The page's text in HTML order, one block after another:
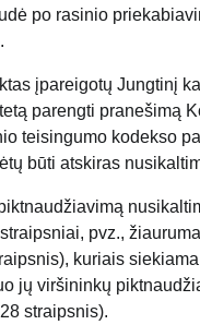
po rasinio
įpareigotų Jungtinį
parengti pranešimą
teisingumo kodekso
būti atskiras
pvz.,
kuriais
jų viršininkų
straipsnis).